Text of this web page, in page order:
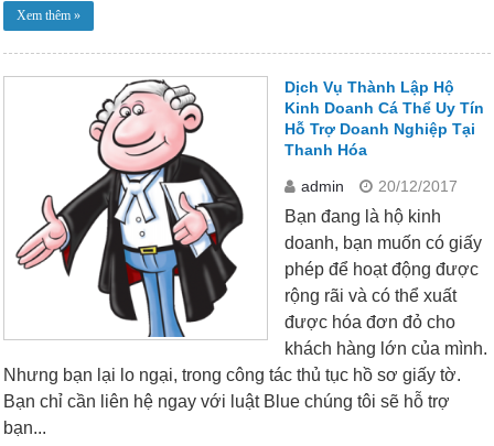
Xem thêm »
Dịch Vụ Thành Lập Hộ
Kinh Doanh Cá Thể Uy Tín
Hỗ Trợ Doanh Nghiệp Tại
Thanh Hóa
admin 20/12/2017
Bạn đang là hộ kinh
doanh, bạn muốn có giấy
phép để hoạt động được
rộng rãi và có thể xuất
được hóa đơn đỏ cho
khách hàng lớn của mình.
Nhưng bạn lại lo ngại, trong công tác thủ tục hồ sơ giấy tờ.
Bạn chỉ cần liên hệ ngay với luật Blue chúng tôi sẽ hỗ trợ
bạn...